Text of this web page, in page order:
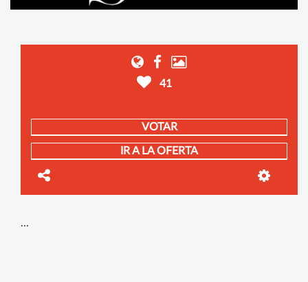
41
VOTAR
IR A LA OFERTA
...